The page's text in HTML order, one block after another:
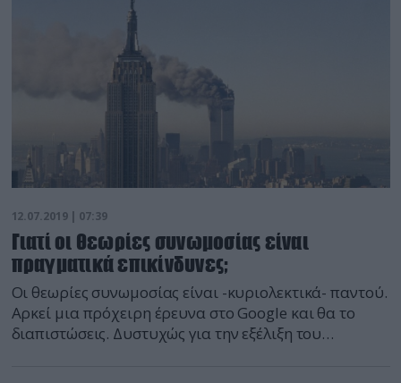
της πατρίδας οδηγήθηκαν στο δικαστήριο. Κάποιοι
καταδικάστηκαν σε θάνατο […]
12.07.2019 | 07:39
Γιατί οι θεωρίες συνωμοσίας είναι
πραγματικά επικίνδυνες;
Οι θεωρίες συνωμοσίας είναι -κυριολεκτικά- παντού.
Αρκεί μια πρόχειρη έρευνα στο Google και θα το
διαπιστώσεις. Δυστυχώς για την εξέλιξη του